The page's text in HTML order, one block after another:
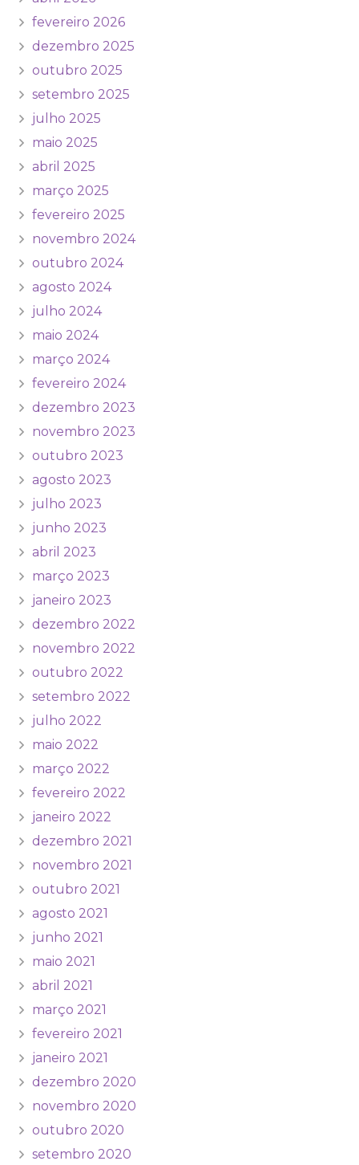
fevereiro 2026
dezembro 2025
outubro 2025
setembro 2025
julho 2025
maio 2025
abril 2025
março 2025
fevereiro 2025
novembro 2024
outubro 2024
agosto 2024
julho 2024
maio 2024
março 2024
fevereiro 2024
dezembro 2023
novembro 2023
outubro 2023
agosto 2023
julho 2023
junho 2023
abril 2023
março 2023
janeiro 2023
dezembro 2022
novembro 2022
outubro 2022
setembro 2022
julho 2022
maio 2022
março 2022
fevereiro 2022
janeiro 2022
dezembro 2021
novembro 2021
outubro 2021
agosto 2021
junho 2021
maio 2021
abril 2021
março 2021
fevereiro 2021
janeiro 2021
dezembro 2020
novembro 2020
outubro 2020
setembro 2020